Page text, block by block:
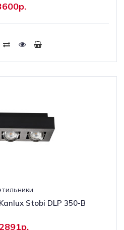
Stobi DLP 350-B